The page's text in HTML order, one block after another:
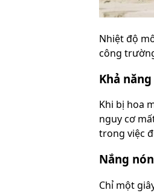
Nhiệt độ
công
Khả
Khi bị hoa
nguy cơ
trong việc
Nắng
Chỉ một